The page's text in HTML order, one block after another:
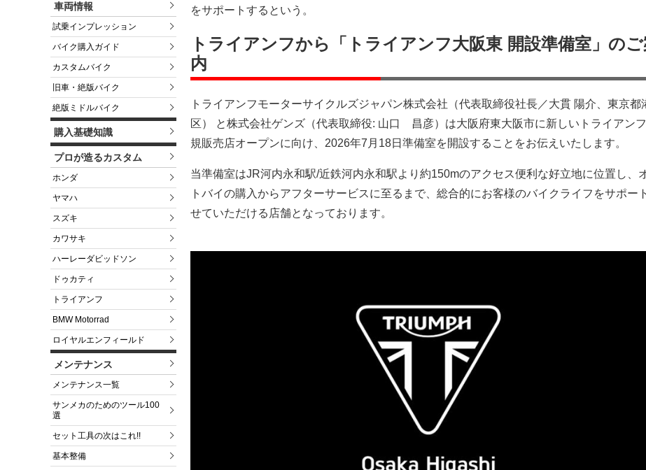
車両情報
試乗インプレッション
バイク購入ガイド
カスタムバイク
旧車・絶版バイク
絶版ミドルバイク
購入基礎知識
プロが造るカスタム
ホンダ
ヤマハ
スズキ
カワサキ
ハーレーダビッドソン
ドゥカティ
トライアンフ
BMW Motorrad
ロイヤルエンフィールド
メンテナンス
メンテナンス一覧
サンメカのためのツール100
選
セット工具の次はこれ!!
基本整備
をサポートするという。
トライアンフから「トライアンフ大阪東 開設準備室」の
内
トライアンフモーターサイクルズジャパン株式会社（代表取締役社長／大貫 陽介、東京都
区） と株式会社ゲンズ（代表取締役: 山口 昌彦）は大阪府東大阪市に新しいトライアン
規販売店オープンに向け、2026年7月18日準備室を開設することをお伝えいたします。
当準備室はJR河内永和駅/近鉄河内永和駅より約150mのアクセス便利な好立地に位置し、
トバイの購入からアフターサービスに至るまで、総合的にお客様のバイクライフをサポー
せていただける店舗となっております。